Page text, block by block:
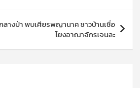
างป่า พบเศียรพญานาค ชาวบ้านเชื่อ
โยงอาณาจักรเจนละ